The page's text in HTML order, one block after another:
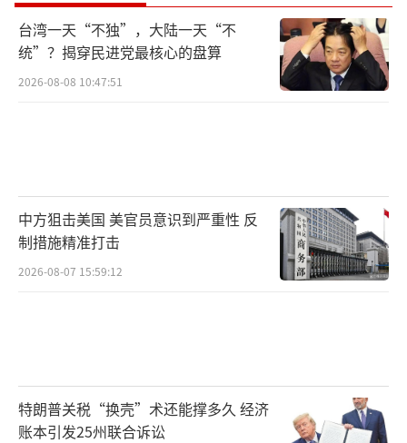
台湾一天“不独”，大陆一天“不
统”？揭穿民进党最核心的盘算
2026-08-08 10:47:51
中方狙击美国 美官员意识到严重性 反
制措施精准打击
2026-08-07 15:59:12
特朗普关税“换壳”术还能撑多久 经济
账本引发25州联合诉讼